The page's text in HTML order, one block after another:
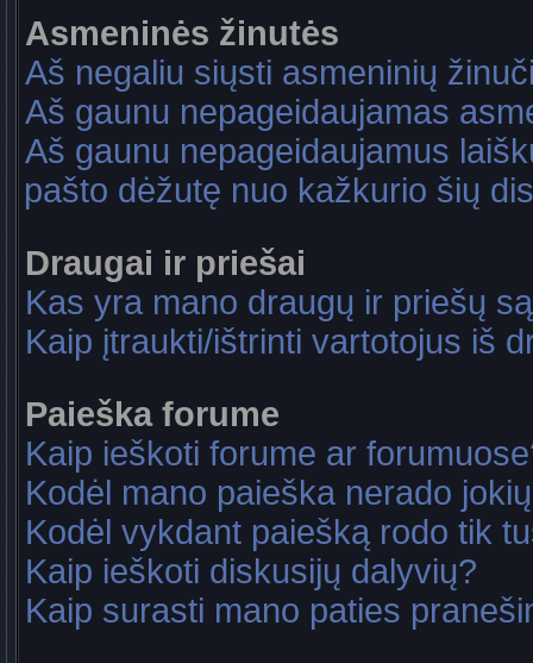
Asmeninės žinutės
Aš negaliu siųsti asmeninių
Aš gaunu nepageidaujamas
Aš gaunu nepageidaujamus
pašto dėžutę nuo kažkurio šių
Draugai ir priešai
Kas yra mano draugų ir priešų
Kaip įtraukti/ištrinti vartotojus iš
Paieška forume
Kaip ieškoti forume ar
Kodėl mano paieška nerado
Kodėl vykdant paiešką rodo tik
Kaip ieškoti diskusijų dalyvių?
Kaip surasti mano paties